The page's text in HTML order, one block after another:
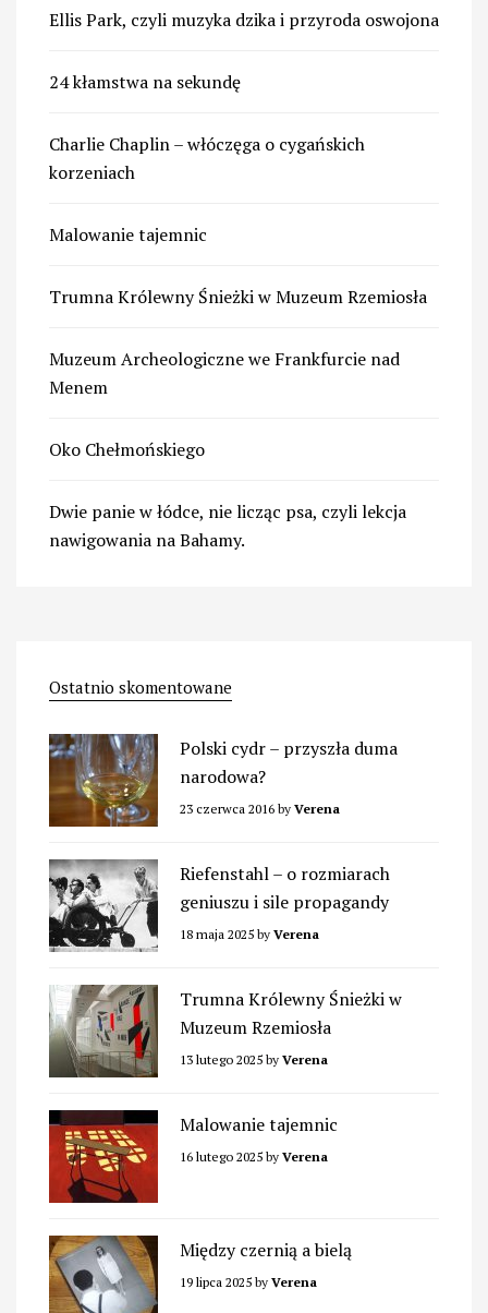
Ellis Park, czyli muzyka dzika i przyroda oswojona
24 kłamstwa na sekundę
Charlie Chaplin – włóczęga o cygańskich
korzeniach
Malowanie tajemnic
Trumna Królewny Śnieżki w Muzeum Rzemiosła
Muzeum Archeologiczne we Frankfurcie nad
Menem
Oko Chełmońskiego
Dwie panie w łódce, nie licząc psa, czyli lekcja
nawigowania na Bahamy.
Ostatnio skomentowane
Polski cydr – przyszła duma
narodowa?
23 czerwca 2016 by Verena
Riefenstahl – o rozmiarach
geniuszu i sile propagandy
18 maja 2025 by Verena
Trumna Królewny Śnieżki w
Muzeum Rzemiosła
13 lutego 2025 by Verena
Malowanie tajemnic
16 lutego 2025 by Verena
Między czernią a bielą
19 lipca 2025 by Verena